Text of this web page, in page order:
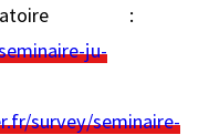
:
ju-
survey/seminaire-